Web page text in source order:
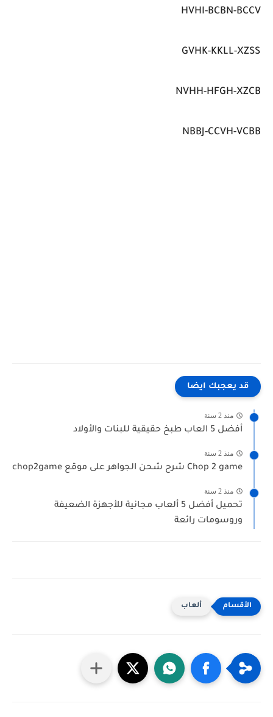
HVHI-BCBN-BCCV
GVHK-KKLL-XZSS
NVHH-HFGH-XZCB
NBBJ-CCVH-VCBB
قد يعجبك ايضا
منذ 2 سنة
أفضل 5 العاب طبخ حقيقية للبنات والأولاد
منذ 2 سنة
Chop 2 game شرح شحن الجواهر على موقع chop2game
منذ 2 سنة
تحميل أفضل 5 ألعاب مجانية للأجهزة الضعيفة
وروسومات رائعة
ألعاب